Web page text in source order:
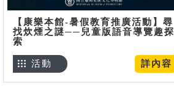
【康樂本館-暑假教育推廣活動】尋
找炊煙之謎──兒童版語音導覽趣探
索
詳內容
活動